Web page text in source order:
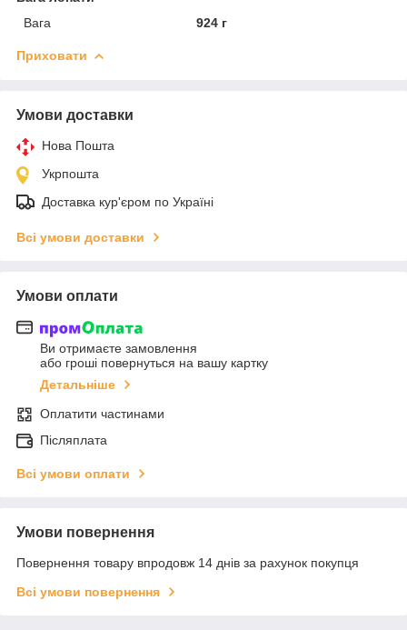
Вага
924 г
Приховати
Умови доставки
Нова Пошта
Укрпошта
Доставка кур'єром по Україні
Всі умови доставки
Умови оплати
Ви отримаєте замовлення
або гроші повернуться на вашу картку
Детальніше
Оплатити частинами
Післяплата
Всі умови оплати
Умови повернення
Повернення товару впродовж 14 днів за рахунок покупця
Всі умови повернення